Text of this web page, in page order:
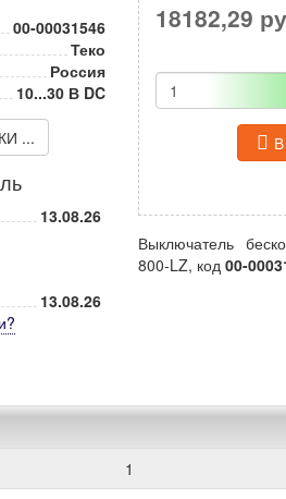
00-00031546
Теко
Россия
10...30 В DC
...
13.08.26
13.08.26
?
18182,29
Выключатель
800-LZ, код 00-
1